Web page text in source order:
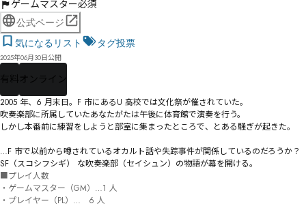
ゲームマスター必須
公式ページ
気になるリスト
タグ投票
2025年06月30日公開
有料 オンライン
2005 年、6 月末日。F 市にあるU 高校では文化祭が催されていた。
吹奏楽部に所属していたあなたがたは午後に体育館で演奏を行う。
しかし本番前に練習をしようと部室に集まったところで、とある騒ぎが起きた。
…F 市で以前から噂されているオカルト話や失踪事件が関係しているのだろうか？
SF（スコシフシギ） な吹奏楽部（セイシュン）の物語が幕を開ける。
■プレイ人数
・ゲームマスター（GM）…1 人
・プレイヤー（PL）…　6 人